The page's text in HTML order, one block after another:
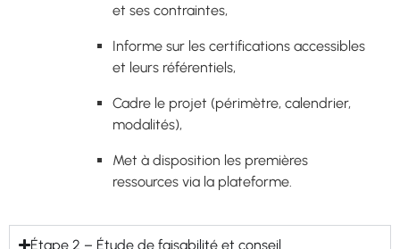
et ses contraintes,
Informe sur les certifications accessibles
et leurs référentiels,
Cadre le projet (périmètre, calendrier,
modalités),
Met à disposition les premières
ressources via la plateforme.
Étape 2 – Étude de faisabilité et conseil